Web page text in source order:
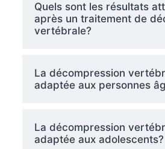
Quels sont les résultats
après un traitement de
vertébrale?
La décompression
adaptée aux personnes
La décompression
adaptée aux adolescents?